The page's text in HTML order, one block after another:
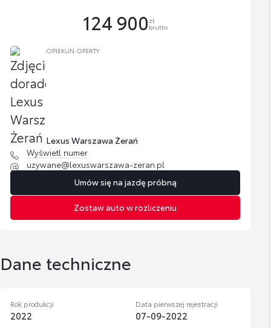
OPIEKUN OFERTY
Lexus Warszawa Żerań
Wyświetl numer
uzywane@lexuswarszawa-zeran.pl
Umów się na jazdę próbną
124 900 zł
brutto
Zostaw auto w rozliczeniu
Dane techniczne
Rok produkcji
2022
Data pierwszej rejestracji
07-09-2022